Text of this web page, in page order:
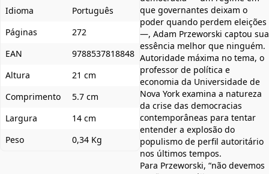
Idioma
Português
Páginas
272
EAN
9788537818848
Altura
21 cm
Comprimento
5.7 cm
Largura
14 cm
Peso
0,34 Kg
que governantes deixam o
poder quando perdem eleições
—, Adam Przeworski captou sua
essência melhor que ninguém.
Autoridade máxima no tema, o
professor de política e
economia da Universidade de
Nova York examina a natureza
da crise das democracias
contemporâneas para tentar
entender a explosão do
populismo de perfil autoritário
nos últimos tempos.
Para Przeworski, “não devemos